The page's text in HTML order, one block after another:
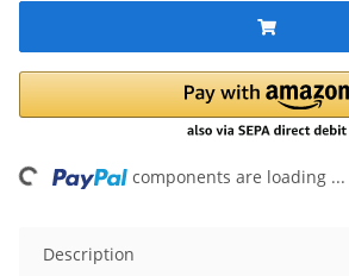
Loading... components are loading ...
Description